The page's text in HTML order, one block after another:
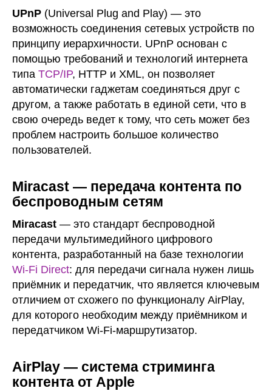
UPnP (Universal Plug and Play) — это
возможность соединения сетевых устройств по
принципу иерархичности. UPnP основан с
помощью требований и технологий интернета
типа TCP/IP, HTTP и XML, он позволяет
автоматически гаджетам соединяться друг с
другом, а также работать в единой сети, что в
свою очередь ведет к тому, что сеть может без
проблем настроить большое количество
пользователей.
Miracast — передача контента по
беспроводным сетям
Miracast — это стандарт беспроводной
передачи мультимедийного цифрового
контента, разработанный на базе технологии
Wi-Fi Direct: для передачи сигнала нужен лишь
приёмник и передатчик, что является ключевым
отличием от схожего по функционалу AirPlay,
для которого необходим между приёмником и
передатчиком Wi-Fi-маршрутизатор.
AirPlay — система стриминга
контента от Apple